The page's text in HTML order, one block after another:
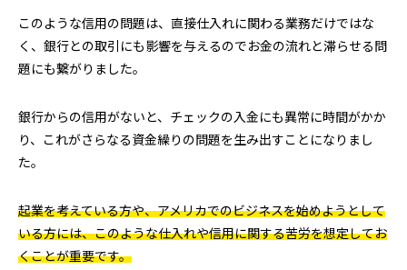
このような信用の問題は、直接仕入れに関わる業務だけではな
く、銀行との取引にも影響を与えるのでお金の流れと滞らせる問
題にも繋がりました。
銀行からの信用がないと、チェックの入金にも異常に時間がかか
り、これがさらなる資金繰りの問題を生み出すことになりまし
た。
起業を考えている方や、アメリカでのビジネスを始めようとして
いる方には、このような仕入れや信用に関する苦労を想定してお
くことが重要です。